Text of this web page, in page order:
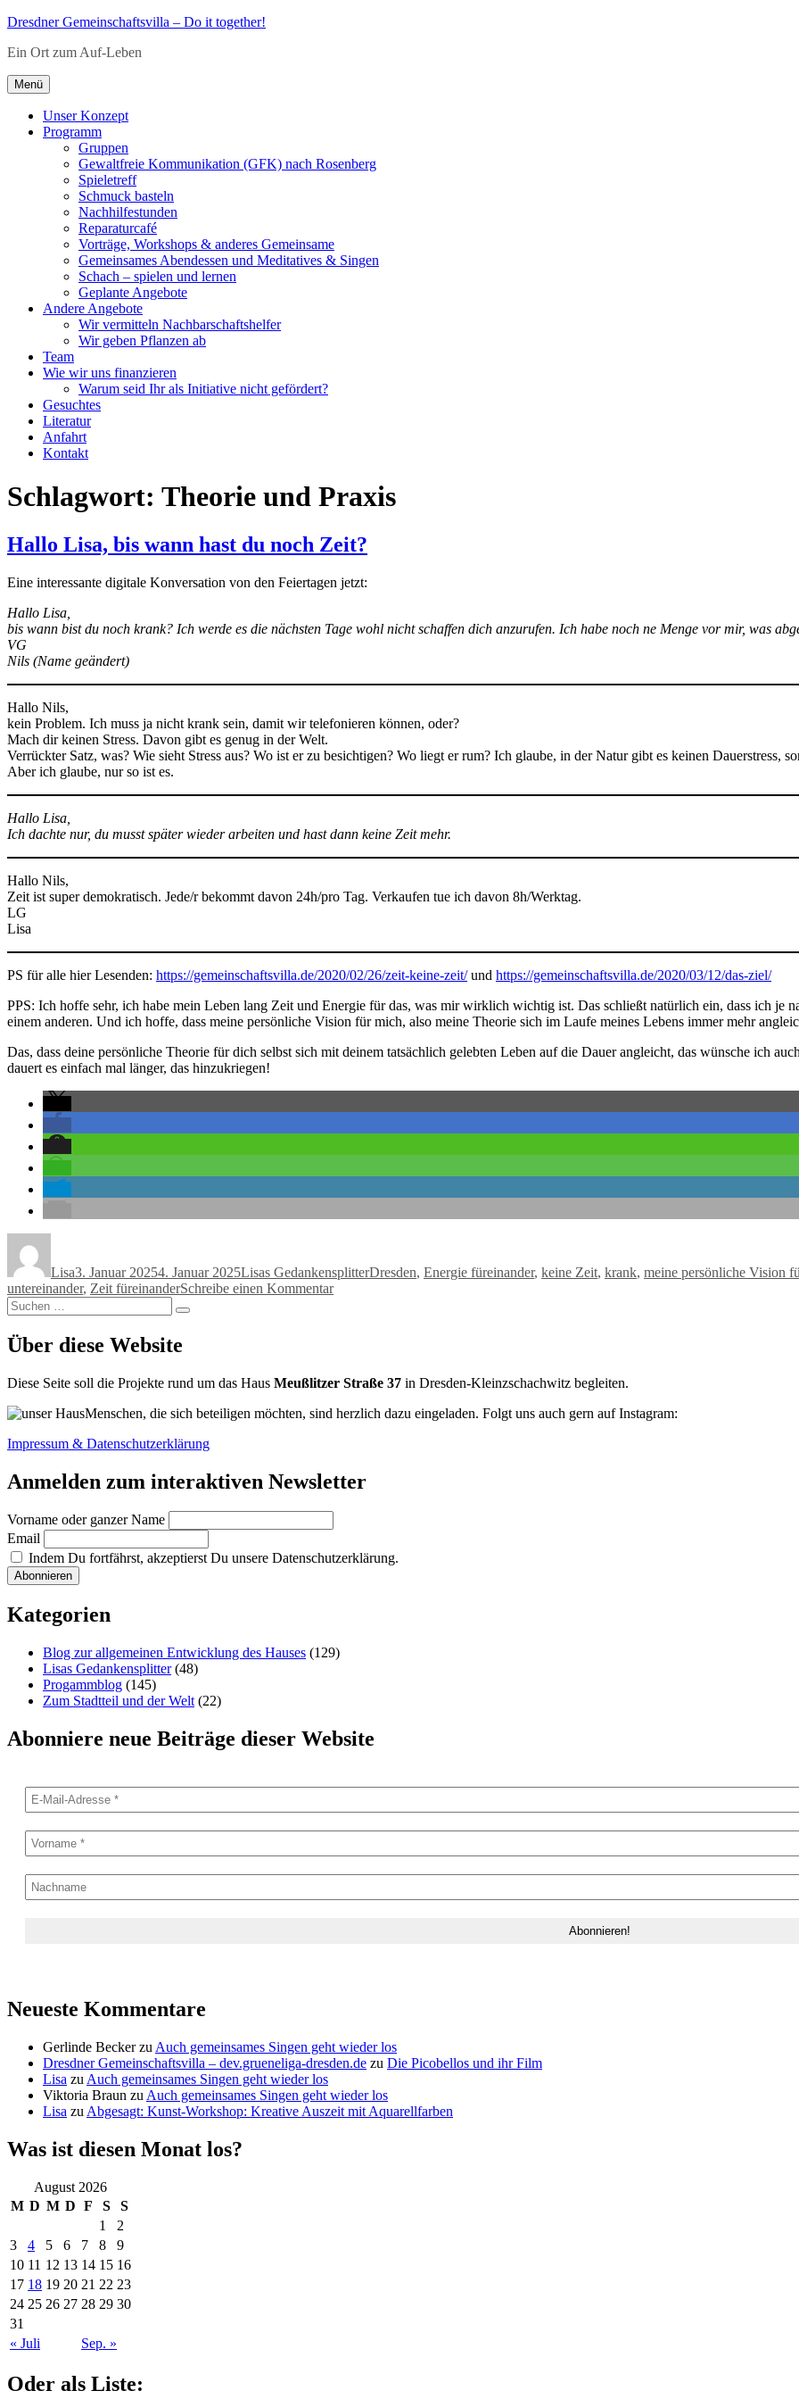
Zum
springen
Dresdner Gemeinschaftsvilla – Do it together!
Ein Ort zum Auf-Leben
Menü
Unser Konzept
Programm
Gruppen
Gewaltfreie Kommunikation (GFK) nach Rosenberg
Spieletreff
Schmuck basteln
Nachhilfestunden
Reparaturcafé
Vorträge, Workshops & anderes Gemeinsame
Gemeinsames Abendessen und Meditatives & Singen
Schach – spielen und lernen
Geplante Angebote
Andere Angebote
Wir vermitteln Nachbarschaftshelfer
Wir geben Pflanzen ab
Team
Wie wir uns finanzieren
Warum seid Ihr als Initiative nicht gefördert?
Gesuchtes
Literatur
Anfahrt
Kontakt
Schlagwort: Theorie und Praxis
Hallo Lisa, bis wann hast du noch Zeit?
Eine interessante digitale Konversation von den Feiertagen jetzt:
Hallo Lisa,
bis wann bist du noch krank? Ich werde es die nächsten Tage wohl nicht schaffen dich anzurufen. Ich habe noch ne Menge vor mir, was
VG
Nils (Name geändert)
Hallo Nils,
kein Problem. Ich muss ja nicht krank sein, damit wir telefonieren können, oder?
Mach dir keinen Stress. Davon gibt es genug in der Welt.
Verrückter Satz, was? Wie sieht Stress aus? Wo ist er zu besichtigen? Wo liegt er rum? Ich glaube, in der Natur gibt es keinen Dauerstress,
Aber ich glaube, nur so ist es.
Hallo Lisa,
Ich dachte nur, du musst später wieder arbeiten und hast dann keine Zeit mehr.
Hallo Nils,
Zeit ist super demokratisch. Jede/r bekommt davon 24h/pro Tag. Verkaufen tue ich davon 8h/Werktag.
LG
Lisa
PS für alle hier Lesenden: https://gemeinschaftsvilla.de/2020/02/26/zeit-keine-zeit/und https://gemeinschaftsvilla.de/2020/03/12/das-ziel/
PPS: Ich hoffe sehr, ich habe mein Leben lang Zeit und Energie für das, was mir wirklich wichtig ist. Das schließt natürlich ein, dass ich je
einem anderen. Und ich hoffe, dass meine persönliche Vision für mich, also meine Theorie sich im Laufe meines Lebens immer mehr
Das, dass deine persönliche Theorie für dich selbst sich mit deinem tatsächlich gelebten Leben auf die Dauer angleicht, das wünsche ich
dauert es einfach mal länger, das hinzukriegen!
Lisa3. Januar 20254. Januar 2025Lisas GedankensplitterDresden, Energie füreinander, keine Zeit, krank, meine persönliche Vision
untereinander, Zeit füreinanderSchreibe einen Kommentarzu
du
Zeit?
Suchen
nach:
Suchen
Über diese Website
Diese Seite soll die Projekte rund um das Haus Meußlitzer Straße 37 in Dresden-Kleinzschachwitz begleiten.
Menschen, die sich beteiligen möchten, sind herzlich dazu eingeladen. Folgt uns auch gern auf Instagram:
Impressum & Datenschutzerklärung
Anmelden zum interaktiven Newsletter
Vorname oder ganzer Name
Email
Indem Du fortfährst, akzeptierst Du unsere Datenschutzerklärung.
Kategorien
Blog zur allgemeinen Entwicklung des Hauses (129)
Lisas Gedankensplitter(48)
Progammblog (145)
Zum Stadtteil und der Welt (22)
Abonniere neue Beiträge dieser Website
Neueste Kommentare
Gerlinde Beckerzu Auch gemeinsames Singen geht wieder los
Dresdner Gemeinschaftsvilla – dev.grueneliga-dresden.de zu Die Picobellos und ihr Film
Lisa zu Auch gemeinsames Singen geht wieder los
Viktoria Braun zu Auch gemeinsames Singen geht wieder los
Lisa zu Abgesagt: Kunst-Workshop: Kreative Auszeit mit Aquarellfarben
Was ist diesen Monat los?
August 2026
M D M D F S
S
1
2
3
4 5 6 7 8
9
10 11 12 13 14 15 16
17 18 19 20 21 22 23
24 25 26 27 28 29 30
31
« Juli
Sep. »
Oder als Liste: